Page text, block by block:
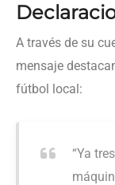
A través de su
mensaje
fútbol local:
“Ya